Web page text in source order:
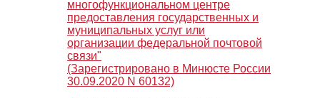
многофункциональном центре
предоставления государственных и
муниципальных услуг или
организации федеральной почтовой
связи"
(Зарегистрировано в Минюсте России
30.09.2020 N 60132)